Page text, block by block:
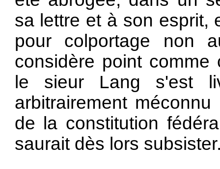
sa lettre et à son esprit,
pour colportage non
considère point comme
le sieur Lang s'est
arbitrairement
de la constitution
saurait dès lors